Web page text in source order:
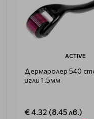
ACTIVE
Дермаролер 540
игли 1.5мм
€ 4.32 (8.45 лв.)